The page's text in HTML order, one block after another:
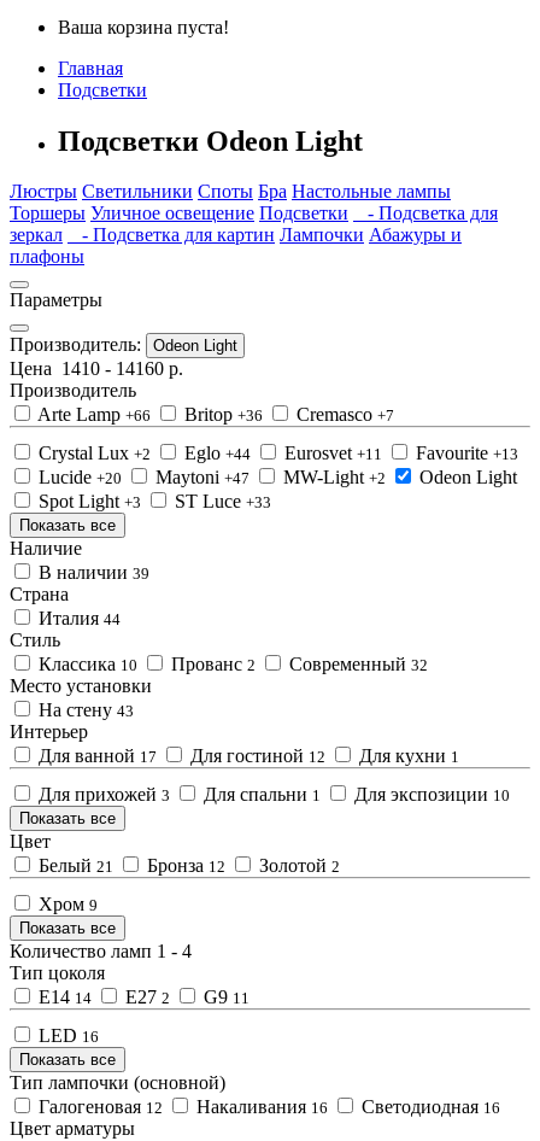
Ваша корзина пуста!
Главная
Подсветки
Подсветки Odeon Light
Люстры Светильники Споты Бра Настольные лампы
Торшеры Уличное освещение Подсветки
- Подсветка для
зеркал
- Подсветка для картин Лампочки Абажуры и
плафоны
Параметры
Производитель: Odeon Light
Цена 1410 - 14160 р.
Производитель
Arte Lamp +66 Britop +36 Cremasco +7
Crystal Lux +2 Eglo +44 Eurosvet +11 Favourite +13
Lucide +20 Maytoni +47 MW-Light +2
Odeon Light
Spot Light +3 ST Luce +33
Показать все
Наличие
В наличии 39
Страна
Италия 44
Стиль
Классика 10 Прованс 2 Современный 32
Место установки
На стену 43
Интерьер
Для ванной 17 Для гостиной 12 Для кухни 1
Для прихожей 3 Для спальни 1 Для экспозиции 10
Показать все
Цвет
Белый 21 Бронза 12 Золотой 2
Хром 9
Показать все
Количество ламп 1 - 4
Тип цоколя
E14 14 E27 2 G9 11
LED 16
Показать все
Тип лампочки (основной)
Галогеновая 12 Накаливания 16 Светодиодная 16
Цвет арматуры